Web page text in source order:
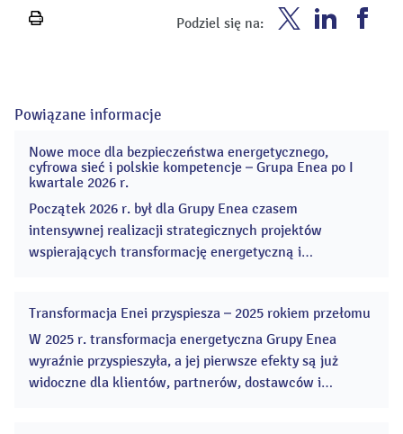
Wydrukuj
Podziel się na:
Enea Enea
Powiązane informacje
20
maj
Nowe moce dla bezpieczeństwa energetycznego,
cyfrowa sieć i polskie kompetencje – Grupa Enea po I
kwartale 2026 r.
Początek 2026 r. był dla Grupy Enea czasem
intensywnej realizacji strategicznych projektów
wspierających transformację energetyczną i
bloków gazowo-parowych, czyli kluczową inwestycję
wspierającą bezpieczeństwo energetyczne. ...
13
Transformacja Enei przyspiesza – 2025 rokiem przełomu
W 2025 r. transformacja energetyczna Grupy Enea
wyraźnie przyspieszyła, a jej pierwsze efekty są już
widoczne dla klientów, partnerów, dostawców i